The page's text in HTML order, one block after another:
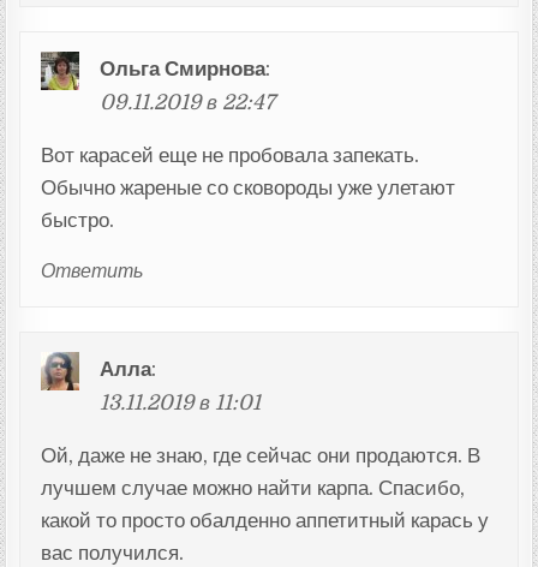
Ольга Смирнова:
09.11.2019 в 22:47
Вот карасей еще не пробовала запекать.
Обычно жареные со сковороды уже улетают
быстро.
Ответить
Алла:
13.11.2019 в 11:01
Ой, даже не знаю, где сейчас они продаются. В
лучшем случае можно найти карпа. Спасибо,
какой то просто обалденно аппетитный карась у
вас получился.